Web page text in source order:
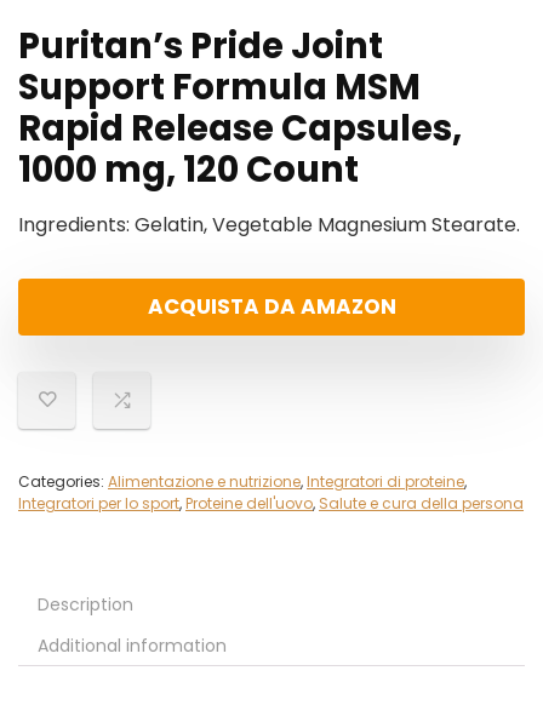
Puritan’s Pride Joint
Support Formula MSM
Rapid Release Capsules,
1000 mg, 120 Count
Ingredients: Gelatin, Vegetable Magnesium Stearate.
ACQUISTA DA AMAZON
Categories: Alimentazione e nutrizione,Integratori di proteine,
Integratori per lo sport,Proteine dell'uovo, Salute e cura della persona
Description
Additional information